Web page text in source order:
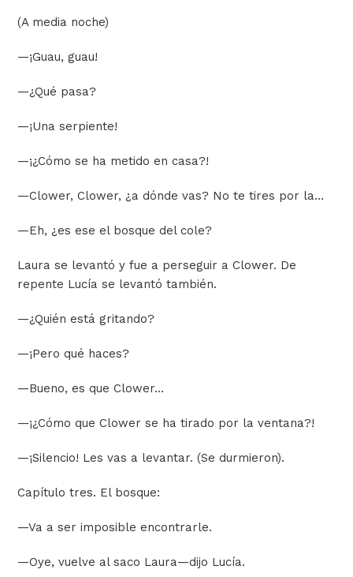
(A media noche)
—¡Guau, guau!
—¿Qué pasa?
—¡Una serpiente!
—¡¿Cómo se ha metido en casa?!
—Clower, Clower, ¿a dónde vas? No te tires por la…
—Eh, ¿es ese el bosque del cole?
Laura se levantó y fue a perseguir a Clower. De
repente Lucía se levantó también.
—¿Quién está gritando?
—¡Pero qué haces?
—Bueno, es que Clower…
—¡¿Cómo que Clower se ha tirado por la ventana?!
—¡Silencio! Les vas a levantar. (Se durmieron).
Capítulo tres. El bosque:
—Va a ser imposible encontrarle.
—Oye, vuelve al saco Laura—dijo Lucía.